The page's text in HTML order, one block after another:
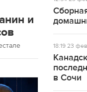
за
в
в
и
18:1923
в Сочи